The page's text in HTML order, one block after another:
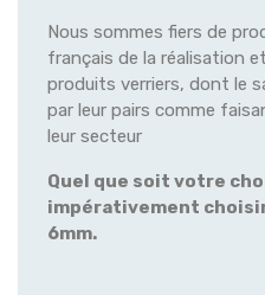
Nous sommes fiers de
français de la réalisation
produits verriers, dont le
par leur pairs comme
leur secteur
Quel que soit votre
impérativement
6mm.